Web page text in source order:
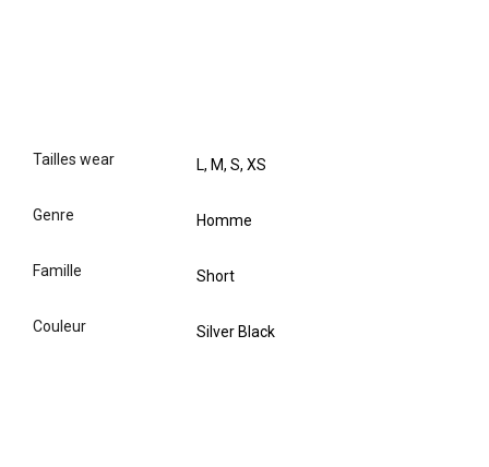
tailles wear L, M, S, XS
genre Homme
famille Short
couleur Silver Black